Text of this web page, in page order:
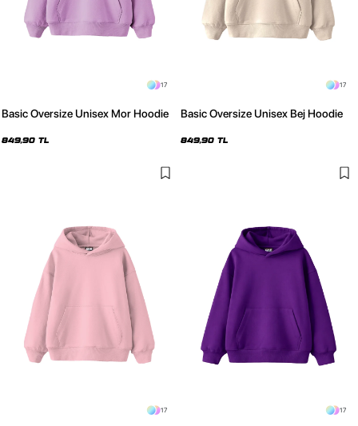
17
Basic Oversize Unisex Mor Hoodie
849,90 TL
17
Basic Oversize Unisex Bej Hoodie
849,90 TL
17 17